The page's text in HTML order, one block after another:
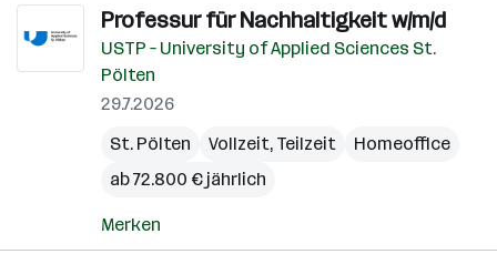
Professur für Nachhaltigkeit w/m/d
USTP – University of Applied Sciences St.
Pölten
29.7.2026
St. Pölten
Vollzeit, Teilzeit
Homeoffice
ab 72.800 € jährlich
Merken